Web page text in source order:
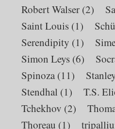
Robert Walser (2)
Saint Louis (1)
Serendipity (1)
Simon Leys (6)
Spinoza (11)
Stendhal (1) T.S.
Tchekhov (2)
Thoreau (1)